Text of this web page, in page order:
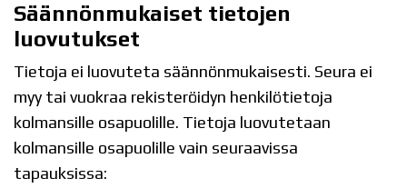
Säännönmukaiset tietojen
luovutukset
Tietoja ei luovuteta säännönmukaisesti. Seura ei
myy tai vuokraa rekisteröidyn henkilötietoja
kolmansille osapuolille. Tietoja luovutetaan
kolmansille osapuolille vain seuraavissa
tapauksissa: